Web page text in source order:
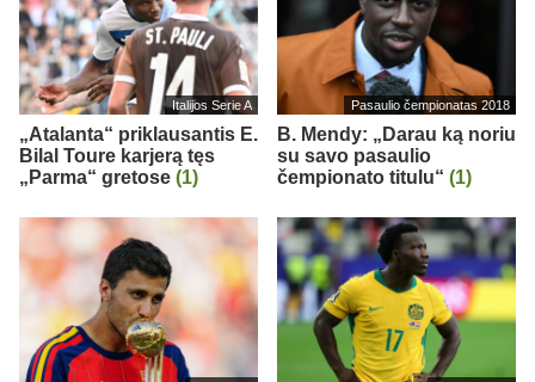
Italijos Serie A
„Atalanta“ priklausantis E.
Bilal Toure karjerą tęs
„Parma“ gretose (1)
Pasaulio čempionatas 2018
B. Mendy: „Darau ką noriu
su savo pasaulio
čempionato titulu“ (1)